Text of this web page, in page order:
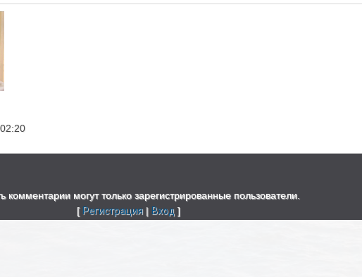
комментарии могут только зарегистрированные пользователи.
[ Регистрация | Вход ]